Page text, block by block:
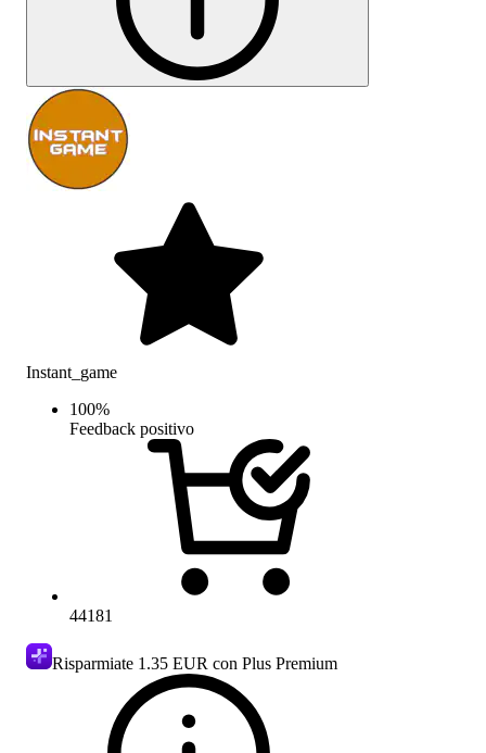
Instant_game
100%
Feedback positivo
44181
Risparmiate 1.35 EUR con Plus Premium